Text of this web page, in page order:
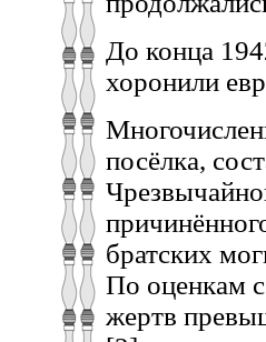
До конца
хоронили
посёлка,
братских
По оценкам
жертв